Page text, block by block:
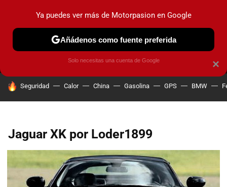
MENÚ NUEVO
COCHES ELÉCTRICOS OBSERVATORIO
HOY SE HABLA DE
Seguridad Calor China Gasolina GPS BMW
Jaguar XK por Loder1899
×
Ya puedes ver más de Motorpasion en Google
Añádenos como fuente preferida
Solo necesitas una cuenta de Google